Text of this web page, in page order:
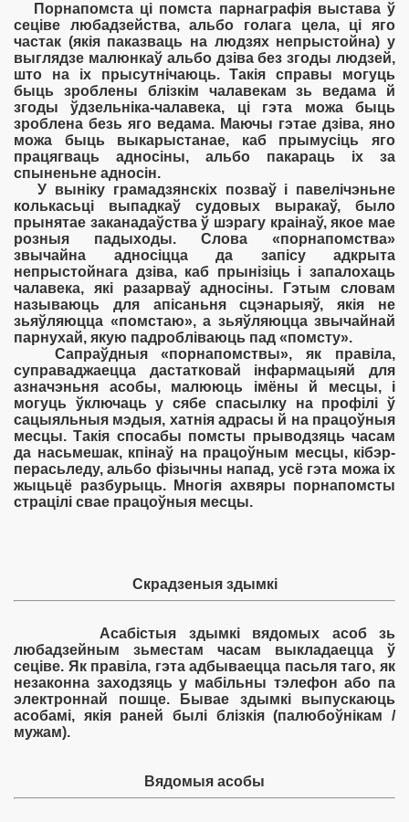
Порнапомста ці помста парнаграфія выстава ў
сеціве любадзейства, альбо голага цела, ці яго
частак (якія паказваць на людзях непрыстойна) у
выглядзе малюнкаў альбо дзіва без згоды людзей,
што на іх прысутнічаюць. Такія справы могуць
быць зроблены блізкім чалавекам зь ведама й
згоды ўдзельніка-чалавека, ці гэта можа быць
зроблена безь яго ведама. Маючы гэтае дзіва, яно
можа быць выкарыстанае, каб прымусіць яго
працягваць адносіны, альбо пакараць іх за
спыненьне адносін.
У выніку грамадзянскіх позваў і павелічэньне
колькасьці выпадкаў судовых выракаў, было
прынятае заканадаўства ў шэрагу краінаў, якое мае
розныя падыходы. Слова «порнапомства»
звычайна адносіцца да запісу адкрыта
непрыстойнага дзіва, каб прынізіць і запалохаць
чалавека, які разарваў адносіны. Гэтым словам
называюць для апісаньня сцэнарыяў, якія не
зьяўляюцца «помстаю», а зьяўляюцца звычайнай
парнухай, якую падробліваюць пад «помсту».
Сапраўдныя «порнапомствы», як правіла,
суправаджаецца дастатковай інфармацыяй для
азначэньня асобы, малююць імёны й месцы, і
могуць ўключаць у сябе спасылку на профілі ў
сацыяльныя мэдыя, хатнія адрасы й на працоўныя
месцы. Такія спосабы помсты прыводзяць часам
да насьмешак, кпінаў на працоўным месцы, кібэр-
перасьледу, альбо фізычны напад, усё гэта можа іх
жыцьцё разбурыць. Многія ахвяры порнапомсты
страцілі свае працоўныя месцы.
Скрадзеныя здымкі
Асабістыя здымкі вядомых асоб зь
любадзейным зьместам часам выкладаецца ў
сеціве. Як правіла, гэта адбываецца пасьля таго, як
незаконна заходзяць у мабільны тэлефон або па
электроннай пошце. Бывае здымкі выпускаюць
асобамі, якія раней былі блізкія (палюбоўнікам /
мужам).
Вядомыя асобы